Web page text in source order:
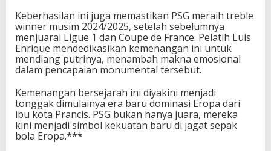
Keberhasilan ini juga memastikan PSG meraih treble
winner musim 2024/2025, setelah sebelumnya
menjuarai Ligue 1 dan Coupe de France. Pelatih Luis
Enrique mendedikasikan kemenangan ini untuk
mendiang putrinya, menambah makna emosional
dalam pencapaian monumental tersebut.
Kemenangan bersejarah ini diyakini menjadi
tonggak dimulainya era baru dominasi Eropa dari
ibu kota Prancis. PSG bukan hanya juara, mereka
kini menjadi simbol kekuatan baru di jagat sepak
bola Eropa.***